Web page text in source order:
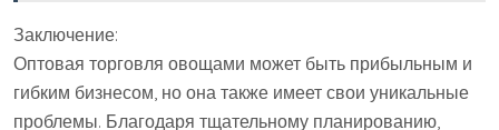
Заключение:
Оптовая торговля овощами может быть прибыльным и
гибким бизнесом, но она также имеет свои уникальные
проблемы. Благодаря тщательному планированию,